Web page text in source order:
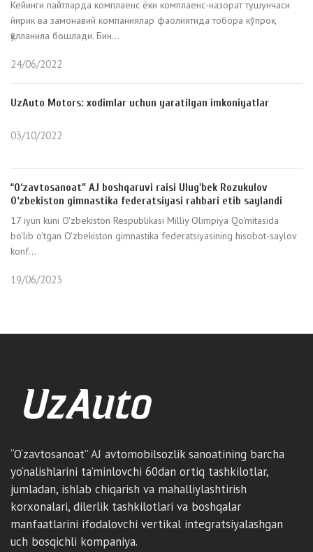
Кейинги пайтларда комплаенс ёки комплаенс-назорат тушунчаси
йирик ва замонавий компаниялар фаолиятида тобора кўпроқ
қўлланила бошлади. Бин...
24/06/2022
UzAuto Motors: xodimlar uchun yaratilgan imkoniyatlar
03/10/2022
“O‘zavtosanoat” AJ boshqaruvi raisi Ulug'bek Rozukulov
O‘zbekiston gimnastika federatsiyasi rahbari etib saylandi
17 iyun kuni O'zbekiston Respublikasi Milliy Olimpiya Qo'mitasida
bo'lib o'tgan O'zbekiston gimnastika federatsiyasining hisobot-saylov
konf...
19/06/2023
“O‘zavtosanoat” AJ avtomobilsozlik sanoatining barcha
yo‘nalishlarini ta’minlovchi 60dan ortiq tashkilotlar,
jumladan, ishlab chiqarish va mahalliylashtirish
korxonalari, dilerlik tashkilotlari va boshqalar
manfaatlarini ifodalovchi vertikal integratsiyalashgan
uch bosqichli kompaniya.